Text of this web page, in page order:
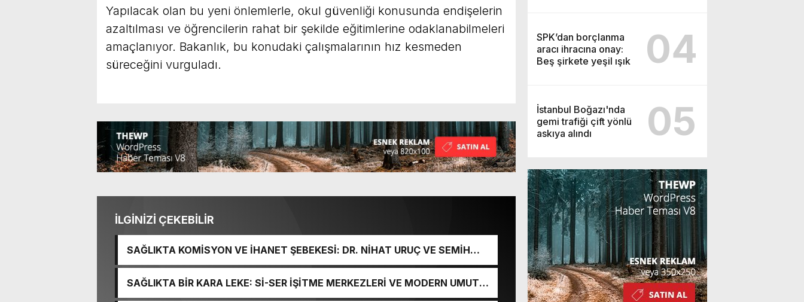
SPK’dan borçlanma
aracı ihracına onay:
Beş şirkete yeşil ışık
04
İstanbul Boğazı'nda
gemi trafiği çift yönlü
askıya alındı
05
Yapılacak olan bu yeni önlemlerle, okul güvenliği konusunda endişelerin
azaltılması ve öğrencilerin rahat bir şekilde eğitimlerine odaklanabilmeleri
amaçlanıyor. Bakanlık, bu konudaki çalışmalarının hız kesmeden
süreceğini vurguladı.
İLGİNİZİ ÇEKEBİLİR
SAĞLIKTA KOMİSYON VE İHANET ŞEBEKESİ: DR. NİHAT URUÇ VE SEMİH
İŞİTME MERKEZİ’NİN SGK VURGUNU!
SAĞLIKTA BİR KARA LEKE: Sİ-SER İŞİTME MERKEZLERİ VE MODERN UMUT
TACİRLİĞİ